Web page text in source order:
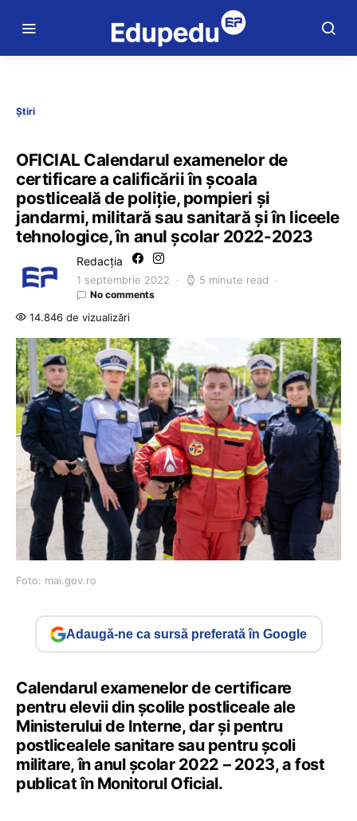
Știri
OFICIAL Calendarul examenelor de
certificare a calificării în școala
postliceală de poliție, pompieri și
jandarmi, militară sau sanitară și în liceele
tehnologice, în anul școlar 2022-2023
Redacția
1 septembrie 2022 5 minute read
No comments
14.846 de vizualizări
Foto: mai.gov.ro
Adaugă-ne ca sursă preferată în Google
Calendarul examenelor de certificare
pentru elevii din școlile postliceale ale
Ministerului de Interne, dar și pentru
postlicealele sanitare sau pentru școli
militare, în anul școlar 2022 – 2023, a fost
publicat în Monitorul Oficial.